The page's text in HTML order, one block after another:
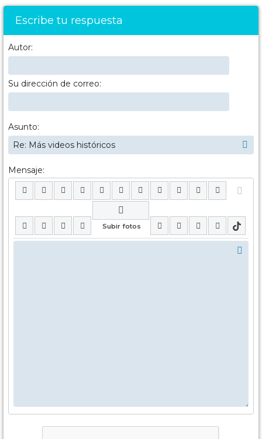
Escribe tu respuesta
Autor:
Su dirección de correo:
Asunto:
Mensaje: